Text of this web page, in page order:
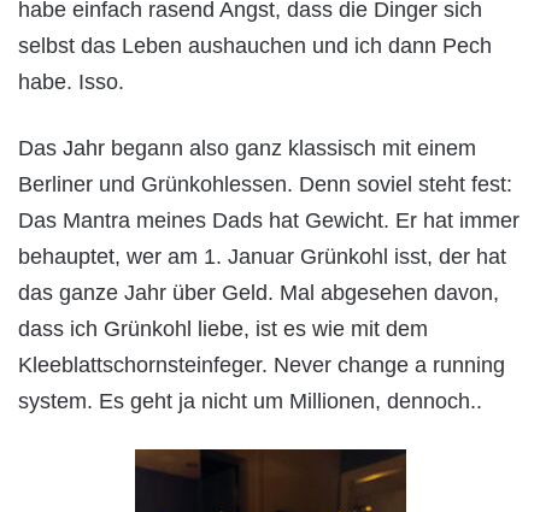
habe einfach rasend Angst, dass die Dinger sich
selbst das Leben aushauchen und ich dann Pech
habe. Isso.
Das Jahr begann also ganz klassisch mit einem
Berliner und Grünkohlessen. Denn soviel steht fest:
Das Mantra meines Dads hat Gewicht. Er hat immer
behauptet, wer am 1. Januar Grünkohl isst, der hat
das ganze Jahr über Geld. Mal abgesehen davon,
dass ich Grünkohl liebe, ist es wie mit dem
Kleeblattschornsteinfeger. Never change a running
system. Es geht ja nicht um Millionen, dennoch..